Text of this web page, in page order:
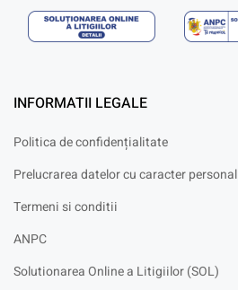
INFORMATII LEGALE
Politica de confidențialitate
Prelucrarea datelor cu caracter personal
Termeni si conditii
ANPC
Solutionarea Online a Litigiilor (SOL)